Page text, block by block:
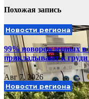
Похожая запись
Новости региона
99% новорожденных в
прикладывают к груди
Авг 7, 2026
Новости региона